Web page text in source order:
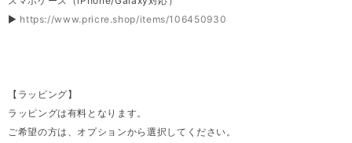
▶ https://www.pricre.shop/items/106450930
【ラッピング】
ラッピングは有料となります。
ご希望の方は、オプションから選択してください。